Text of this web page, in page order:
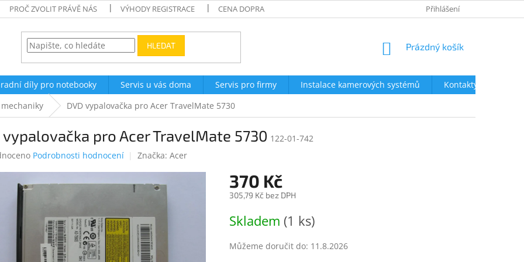
PROČ ZVOLIT PRÁVĚ NÁS VÝHODY REGISTRACE CENA DOPRAVY OBCHODNÍ PODMÍNKY
Přihlášení
HLEDAT
NÁKUPNÍ
Prázdný košík
díly pro notebooky Servis u vás doma Servis pro firmy Instalace kamerových systémů
Kontakty
DVD vypalovačka pro Acer TravelMate 5730
vypalovačka pro Acer TravelMate 5730 122-01-742
Podrobnosti hodnocení Značka: Acer
370 Kč
305,79 Kč bez DPH
cena:
Skladem (1 ks)
Můžeme doručit do: 11.8.2026